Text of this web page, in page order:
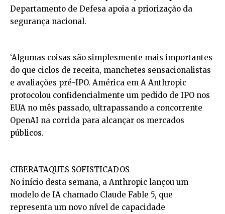
Departamento de Defesa apoia a priorização da
segurança nacional.
‘Algumas coisas são simplesmente mais importantes
do que ciclos de receita, manchetes sensacionalistas
e avaliações pré-IPO. América em A Anthropic
protocolou confidencialmente um pedido de IPO nos
EUA no mês passado, ultrapassando a concorrente
OpenAI na corrida para alcançar os mercados
públicos.
CIBERATAQUES SOFISTICADOS
No início desta semana, a Anthropic lançou um
modelo de IA chamado Claude Fable 5, que
representa um novo nível de capacidade